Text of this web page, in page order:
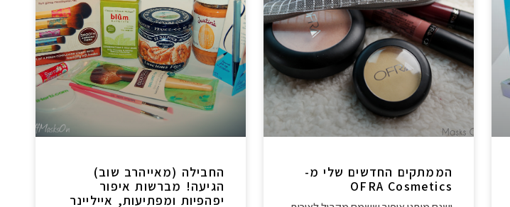
הממתקים החדשים שלי מ-
OFRA Cosmetics
החבילה (מאייהרב שוב)
הגיעה! מברשות איפור
יפהפיות ומפתיעות, אייליינר